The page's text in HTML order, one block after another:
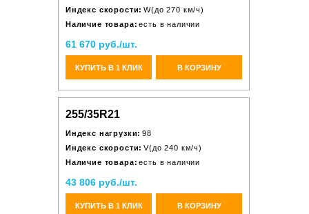
Индекс скорости: W(до 270 км/ч)
Наличие товара: есть в наличии
61 670 руб./шт.
КУПИТЬ В 1 КЛИК В КОРЗИНУ
255/35R21
Индекс нагрузки: 98
Индекс скорости: V(до 240 км/ч)
Наличие товара: есть в наличии
43 806 руб./шт.
КУПИТЬ В 1 КЛИК В КОРЗИНУ